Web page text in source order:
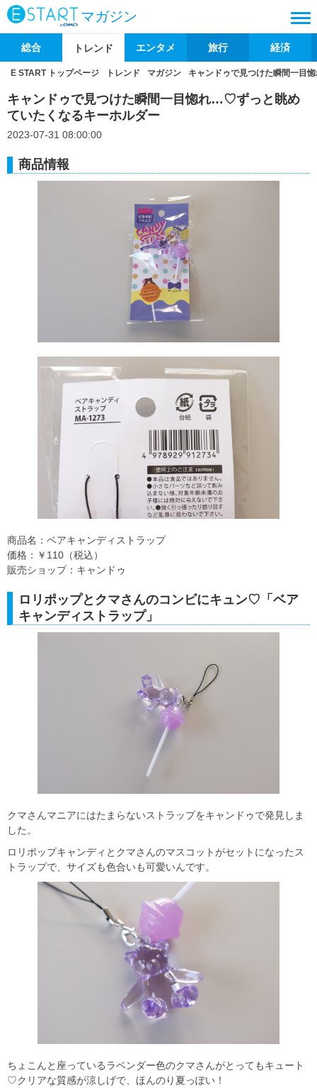
マガジン
総合 トレンド エンタメ 旅行 経済
E START トップページ トレンド マガジン キャンドゥで見つけた瞬間一目
キャンドゥで見つけた瞬間一目惚れ…♡ずっと眺め
ていたくなるキーホルダー
2023-07-31 08:00:00
商品情報
商品名：ベアキャンディストラップ
価格：￥110（税込）
販売ショップ：キャンドゥ
ロリポップとクマさんのコンビにキュン♡「ベア
キャンディストラップ」
クマさんマニアにはたまらないストラップをキャンドゥで発見しま
した。
ロリポップキャンディとクマさんのマスコットがセットになったス
トラップで、サイズも色合いも可愛いんです。
ちょこんと座っているラベンダー色のクマさんがとってもキュート
♡クリアな質感が涼しげで、ほんのり夏っぽい！